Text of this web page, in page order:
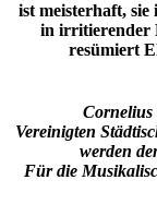
ist meisterhaft,
in irritierender
resümiert
Cornelius
Vereinigten
werden
Für die